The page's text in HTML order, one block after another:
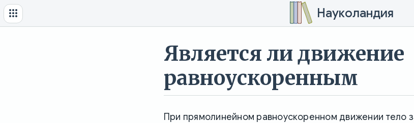
Науколандия
Является ли движение
равноускоренным
При прямолинейном равноускоренном движении тело